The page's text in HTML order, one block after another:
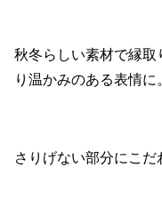
秋冬らしい素材で縁
り温かみのある表情に。
さりげない部分にこだ